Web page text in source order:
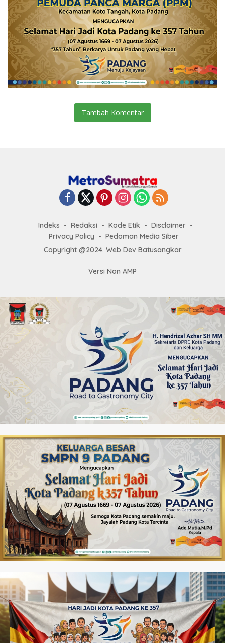
Tambah Komentar
Indeks Redaksi Kode Etik
Disclaimer
Privacy Policy
Pedoman Media Siber
Copyright @2024. Web Dev Batusangkar
Versi Non AMP